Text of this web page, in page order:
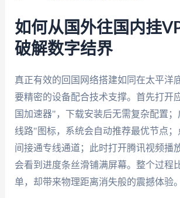
如何从国外往国内挂
破解数字结界
真正有效的回国网络搭建如同在太平洋
要精密的设备配合技术支撑。首先打开
国加速器"，下载安装后无需复杂配置
线路"图标，系统会自动推荐最优节点
间接通专线通道；此时打开腾讯视频播
会看到进度条丝滑铺满屏幕。整个过程
单，却带来物理距离消失般的震撼体验。